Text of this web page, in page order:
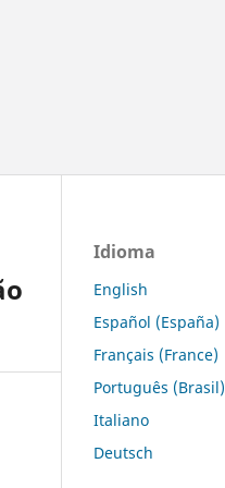
Idioma
English
Español (España)
Français (France)
Português (Brasil)
Italiano
Deutsch